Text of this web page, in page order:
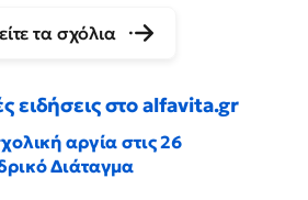
τα σχόλια
ειδήσεις στο alfavita.gr
αργία στις 26
Διάταγμα